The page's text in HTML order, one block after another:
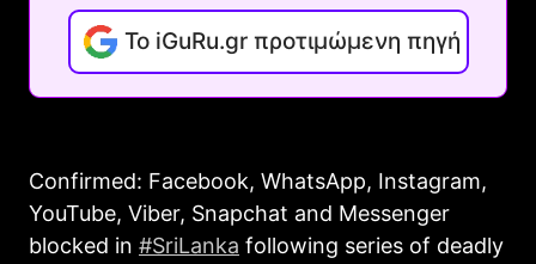
Το iGuRu.gr προτιμώμενη πηγή
Confirmed: Facebook, WhatsApp, Instagram,
YouTube, Viber, Snapchat and Messenger
blocked in #SriLanka following series of deadly